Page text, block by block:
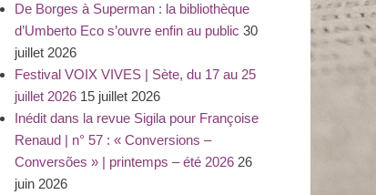
De Borges à Superman : la bibliothèque
d’Umberto Eco s’ouvre enfin au public 30
juillet 2026
Festival VOIX VIVES | Sète, du 17 au 25
juillet 2026 15 juillet 2026
Inédit dans la revue Sigila pour Françoise
Renaud | n° 57 : « Conversions –
Conversões » | printemps – été 2026 26
juin 2026